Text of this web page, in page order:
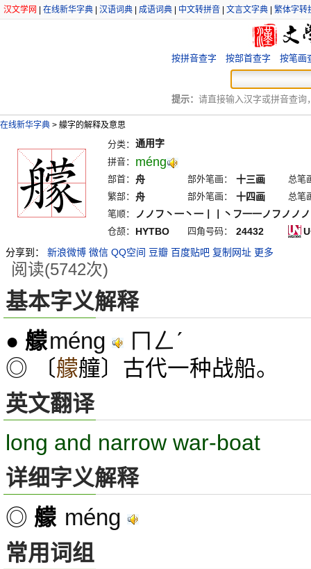
汉文学网 在线新华字典 汉语词典 成语词典 中文转拼音 文言文字典 繁体字转
按拼音查字 按部首查字 按笔画
提示： 请直接输入汉字或拼音查询
在线新华字典 > 艨字的解释及意思
分类： 通用字
拼音： méng
部首： 舟 部外笔画： 十三画
总笔
繁部： 舟 部外笔画： 十四画
总笔
笔顺：
ノノフ丶一丶一丨丨丶フ一一ノフノノ
仓颉： HYTBO 四角号码： 24432
分享到：
新浪微博 微信 QQ空间 豆瓣 百度贴吧 复制网址 更多
阅读(5742次)
基本字义解释
● 艨méng ㄇㄥˊ
◎ 〔艨艟〕古代一种战船。
英文翻译
long and narrow war-boat
详细字义解释
◎ 艨 méng
常用词组